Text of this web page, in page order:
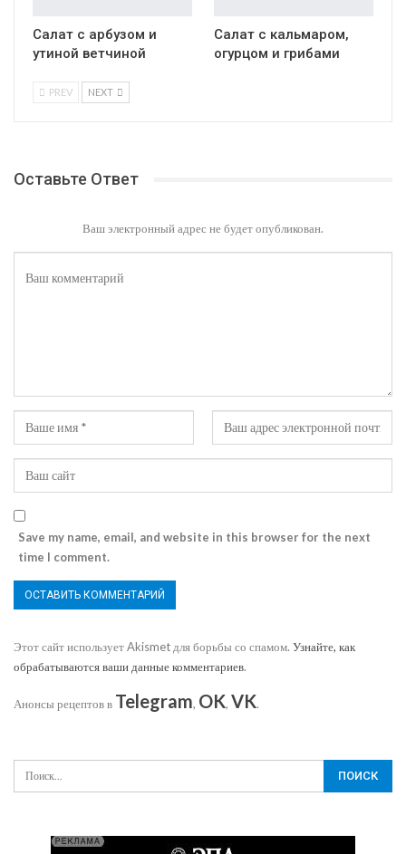
Салат с арбузом и
утиной ветчиной
Салат с кальмаром,
огурцом и грибами
PREV NEXT
Оставьте Ответ
Ваш электронный адрес не будет опубликован.
Save my name, email, and website in this browser for the next
time I comment.
Этот сайт использует Akismet для борьбы со спамом. Узнайте, как
обрабатываются ваши данные комментариев.
Анонсы рецептов в Telegram, OK, VK.